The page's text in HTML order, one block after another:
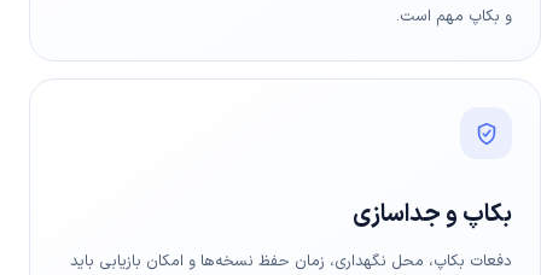
و بکاپ مهم است.
بکاپ و جداسازی
دفعات بکاپ، محل نگهداری، زمان حفظ نسخه‌ها و امکان بازیابی باید